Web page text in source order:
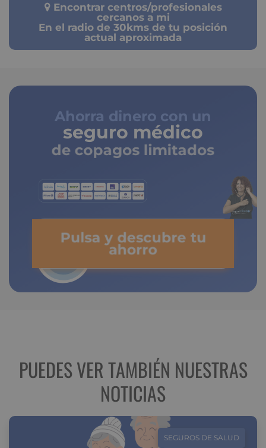
Encontrar centros/profesionales
cercanos a mi
En el radio de 30kms de tu posición
actual aproximada
Ahorra dinero con un
seguro médico
de copagos limitados
Pulsa y descubre tu
ahorro
PUEDES VER TAMBIÉN NUESTRAS
NOTICIAS
SEGUROS DE SALUD